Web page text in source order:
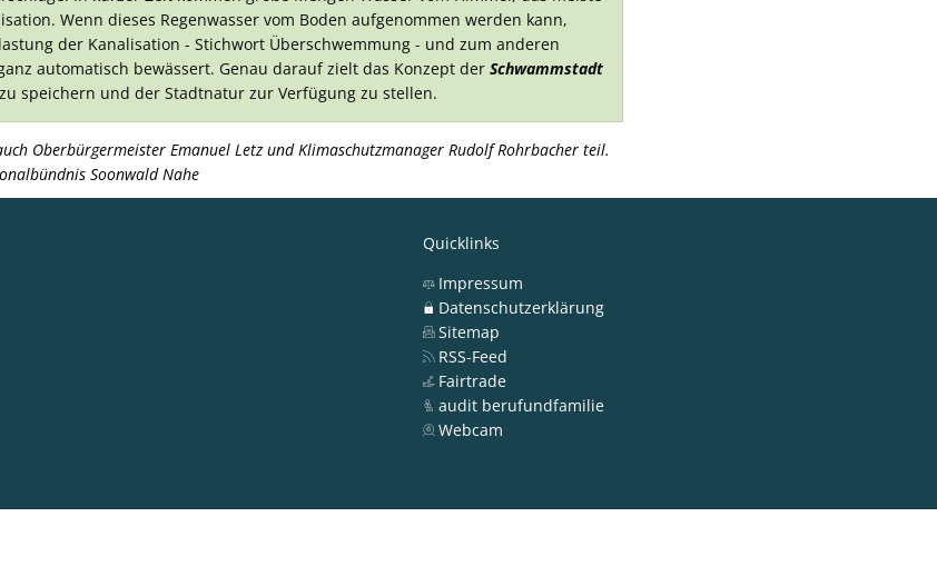
Wenn dieses Regenwasser vom Boden aufgenommen werden kann,
der Kanalisation - Stichwort Überschwemmung - und zum anderen
automatisch bewässert. Genau darauf zielt das Konzept der Schwammstadt
speichern und der Stadtnatur zur Verfügung zu stellen.
Oberbürgermeister Emanuel Letz und Klimaschutzmanager Rudolf Rohrbacher teil.
Soonwald Nahe
Quicklinks
Impressum
Datenschutzerklärung
Sitemap
RSS-Feed
Fairtrade
audit berufundfamilie
Webcam